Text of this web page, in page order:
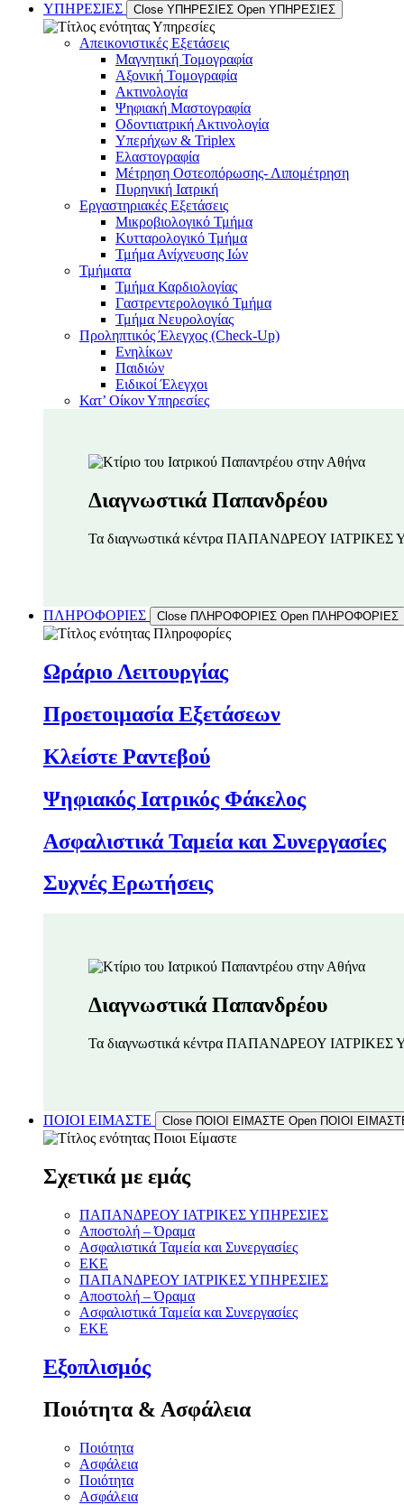
ΥΠΗΡΕΣΙΕΣ Close ΥΠΗΡΕΣΙΕΣ Open ΥΠΗΡΕΣΙΕΣ
Απεικονιστικές Εξετάσεις
Μαγνητική Τομογραφία
Αξονική Τομογραφία
Ακτινολογία
Ψηφιακή Μαστογραφία
Οδοντιατρική Ακτινολογία
Υπερήχων & Triplex
Ελαστογραφία
Μέτρηση Οστεοπόρωσης- Λιπομέτρηση
Πυρηνική Ιατρική
Εργαστηριακές Εξετάσεις
Μικροβιολογικό Τμήμα
Κυτταρολογικό Τμήμα
Τμήμα Ανίχνευσης Ιών
Τμήματα
Τμήμα Καρδιολογίας
Γαστρεντερολογικό Τμήμα
Τμήμα Νευρολογίας
Προληπτικός Έλεγχος (Check-Up)
Ενηλίκων
Παιδιών
Ειδικοί Έλεγχοι
Κατ’ Οίκον Υπηρεσίες
Διαγνωστικά Παπανδρέου
Τα διαγνωστικά κέντρα ΠΑΠΑΝΔΡΕΟΥ ΙΑΤΡΙΚΕΣ
ΠΛΗΡΟΦΟΡΙΕΣ Close ΠΛΗΡΟΦΟΡΙΕΣ Open ΠΛΗΡΟΦΟΡΙΕΣ
Ωράριο Λειτουργίας
Προετοιμασία Εξετάσεων
Κλείστε Ραντεβού
Ψηφιακός Ιατρικός Φάκελος
Ασφαλιστικά Ταμεία και Συνεργασίες
Συχνές Ερωτήσεις
Διαγνωστικά Παπανδρέου
Τα διαγνωστικά κέντρα ΠΑΠΑΝΔΡΕΟΥ ΙΑΤΡΙΚΕΣ
ΠΟΙΟΙ ΕΙΜΑΣΤΕ Close ΠΟΙΟΙ ΕΙΜΑΣΤΕ Open ΠΟΙΟΙ
Σχετικά με εμάς
ΠΑΠΑΝΔΡΕΟΥ ΙΑΤΡΙΚΕΣ ΥΠΗΡΕΣΙΕΣ
Αποστολή – Όραμα
Ασφαλιστικά Ταμεία και Συνεργασίες
ΕΚΕ
ΠΑΠΑΝΔΡΕΟΥ ΙΑΤΡΙΚΕΣ ΥΠΗΡΕΣΙΕΣ
Αποστολή – Όραμα
Ασφαλιστικά Ταμεία και Συνεργασίες
ΕΚΕ
Εξοπλισμός
Ποιότητα & Ασφάλεια
Ποιότητα
Ασφάλεια
Ποιότητα
Ασφάλεια